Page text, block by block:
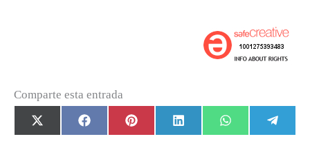
Comparte esta entrada
Compartir
X
Compartir
F
Compartir
P
Compartir
L
Compartir
W
T